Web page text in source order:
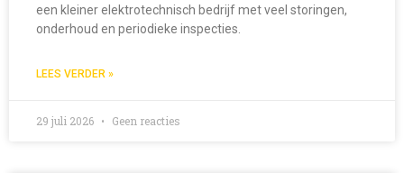
een kleiner elektrotechnisch bedrijf met veel storingen,
onderhoud en periodieke inspecties.
LEES VERDER »
29 juli 2026 Geen reacties